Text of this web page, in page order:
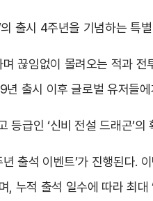
출시 4주년을 기념하는 특
끊임없이 몰려오는 적과
출시 이후 글로벌 유저들
급인 ‘신비 전설 드래곤’
출석 이벤트’가 진행된다.
누적 출석 일수에 따라 최